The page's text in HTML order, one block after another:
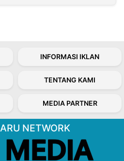
INFORMASI IKLAN
TENTANG KAMI
MEDIA PARTNER
NETWORK